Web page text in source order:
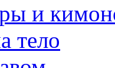
и
тело